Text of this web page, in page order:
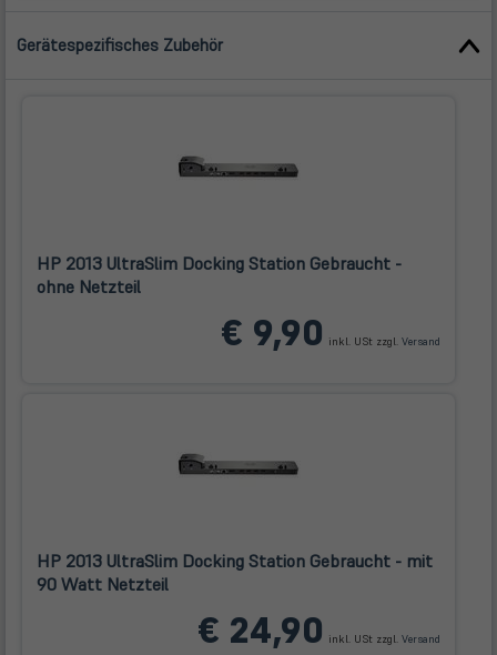
Gerätespezifisches Zubehör
HP 2013 UltraSlim Docking Station Gebraucht -
ohne Netzteil
€ 9,90 inkl. USt zzgl. Versand
HP 2013 UltraSlim Docking Station Gebraucht - mit
90 Watt Netzteil
€ 24,90 inkl. USt zzgl. Versand